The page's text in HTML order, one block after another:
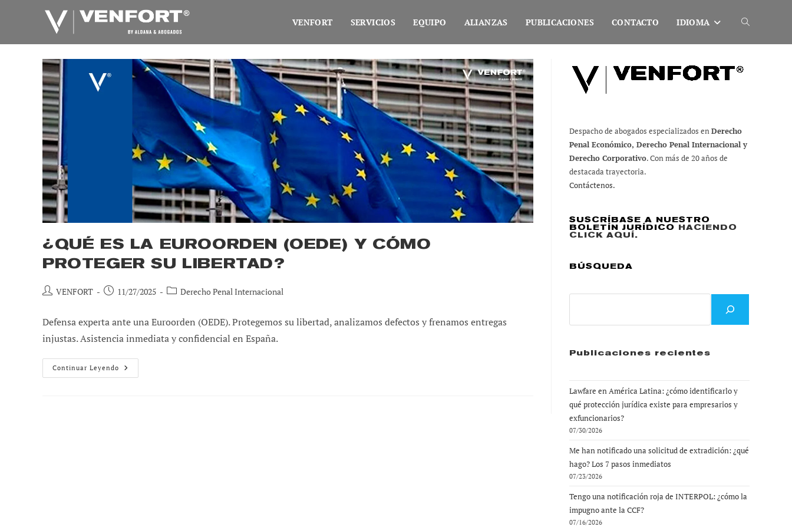
VENFORT SERVICIOS EQUIPO ALIANZAS PUBLICACIONES CONTACTO IDIOMA Alternar
búsqueda
¿QUÉ ES LA EUROORDEN (OEDE) Y CÓMO
PROTEGER SU LIBERTAD?
Autor
entrada:
VENFORT
Publicación
entrada:
11/27/2025
Categoría
entrada:
Derecho Penal Internacional
Defensa experta ante una Euroorden (OEDE). Protegemos su libertad, analizamos defectos y frenamos entregas
injustas. Asistencia inmediata y confidencial en España.
Continuar Leyendo ¿Qué
Es
Despacho de abogados especializados enDerecho
Penal Económico, Derecho Penal Internacional y
Derecho Corporativo. Con más de 20 años de
destacada trayectoria.
Contáctenos.
SUSCRÍBASE A NUESTRO
BOLETÍN JURÍDICO HACIENDO
CLICK AQUÍ.
BÚSQUEDA
Publicaciones recientes
Lawfare en América Latina: ¿cómo identificarlo y
qué protección jurídica existe para empresarios y
exfuncionarios?
07/30/2026
Me han notificado una solicitud de extradición: ¿qué
hago? Los 7 pasos inmediatos
07/23/2026
Tengo una notificación roja de INTERPOL: ¿cómo la
impugno ante la CCF?
07/16/2026